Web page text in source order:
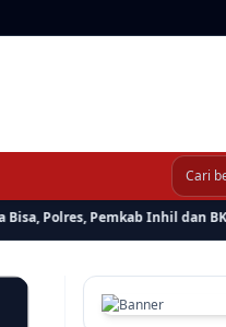
Pemkab Inhil dan BKSDA